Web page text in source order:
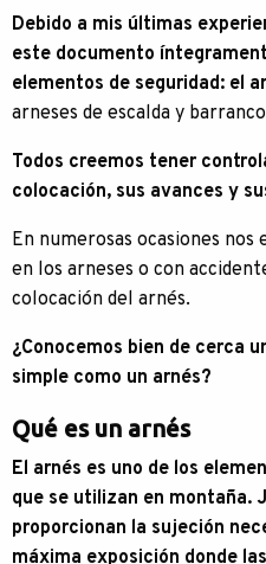
Debido a mis últimas
este documento
elementos de seguridad: el
arneses de escalda y
Todos creemos tener
colocación, sus avances y
En numerosas ocasiones
en los arneses o con
colocación del arnés.
¿Conocemos bien de cerca
simple como un arnés?
Qué es un arnés
El arnés es uno de los
que se utilizan en montaña.
proporcionan la sujeción
máxima exposición donde